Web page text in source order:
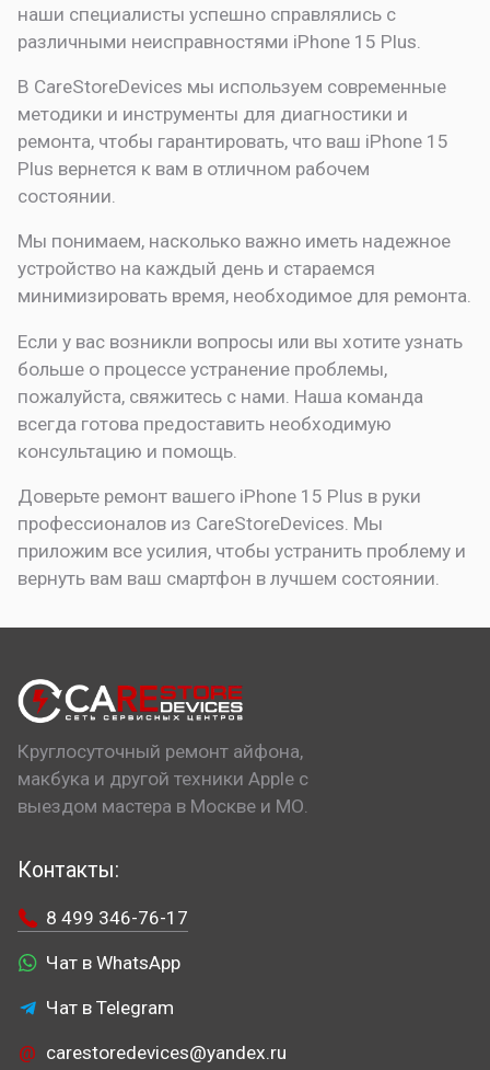
наши специалисты успешно справлялись с
различными неисправностями iPhone 15 Plus.
В CareStoreDevices мы используем современные
методики и инструменты для диагностики и
ремонта, чтобы гарантировать, что ваш iPhone 15
Plus вернется к вам в отличном рабочем
состоянии.
Мы понимаем, насколько важно иметь надежное
устройство на каждый день и стараемся
минимизировать время, необходимое для ремонта.
Если у вас возникли вопросы или вы хотите узнать
больше о процессе устранение проблемы,
пожалуйста, свяжитесь с нами. Наша команда
всегда готова предоставить необходимую
консультацию и помощь.
Доверьте ремонт вашего iPhone 15 Plus в руки
профессионалов из CareStoreDevices. Мы
приложим все усилия, чтобы устранить проблему и
вернуть вам ваш смартфон в лучшем состоянии.
Круглосуточный ремонт айфона,
макбука и другой техники Apple с
выездом мастера в Москве и МО.
Контакты:
8 499 346-76-17
Чат в WhatsApp
Чат в Telegram
carestoredevices@yandex.ru